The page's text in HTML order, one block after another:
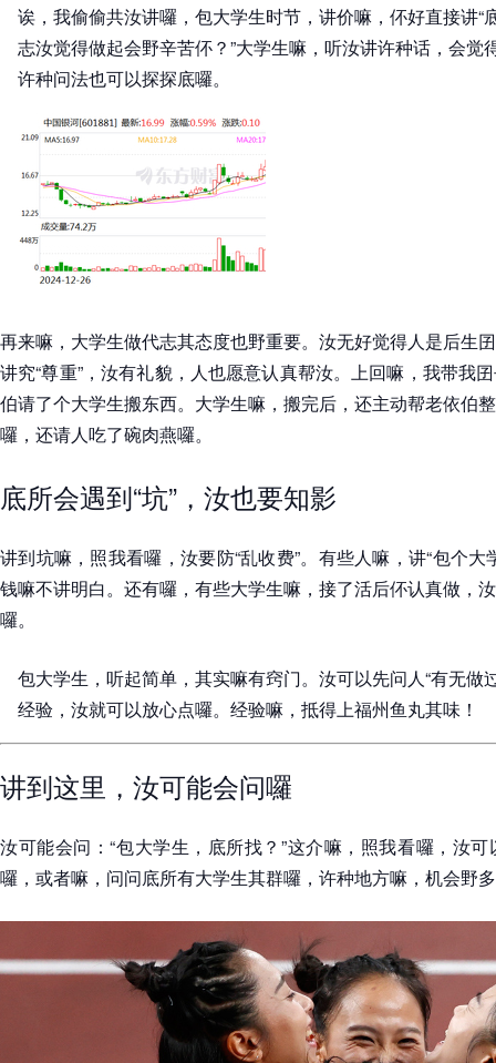
诶，我偷偷共汝讲囉，包大学生时节，讲价嘛，伓好直接讲“
志汝觉得做起会野辛苦伓？”大学生嘛，听汝讲许种话，会觉
许种问法也可以探探底囉。
再来嘛，大学生做代志其态度也野重要。汝无好觉得人是后生
讲究“尊重”，汝有礼貌，人也愿意认真帮汝。上回嘛，我带我
伯请了个大学生搬东西。大学生嘛，搬完后，还主动帮老依伯
囉，还请人吃了碗肉燕囉。
底所会遇到“坑”，汝也要知影
讲到坑嘛，照我看囉，汝要防“乱收费”。有些人嘛，讲“包个
钱嘛不讲明白。还有囉，有些大学生嘛，接了活后伓认真做，
囉。
包大学生，听起简单，其实嘛有窍门。汝可以先问人“有无做
经验，汝就可以放心点囉。经验嘛，抵得上福州鱼丸其味！
讲到这里，汝可能会问囉
汝可能会问：“包大学生，底所找？”这介嘛，照我看囉，汝
囉，或者嘛，问问底所有大学生其群囉，许种地方嘛，机会野